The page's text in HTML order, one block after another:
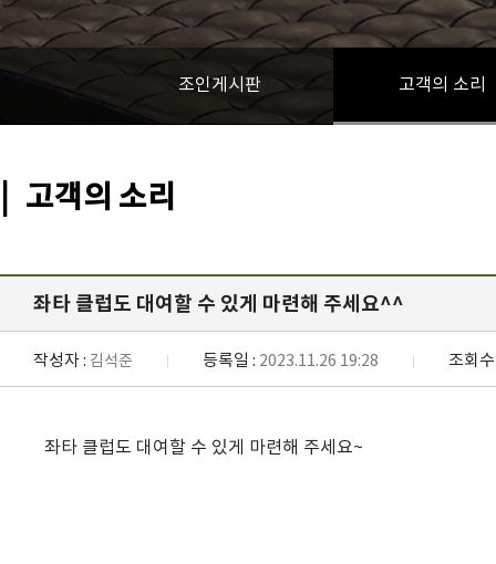
조인게시판 고객의 소리
고객의 소리
좌타 클럽도 대여할 수 있게 마련해 주세요^^
작성자 : 김석준 등록일 : 2023.11.26 19:28 조회
좌타 클럽도 대여할 수 있게 마련해 주세요~